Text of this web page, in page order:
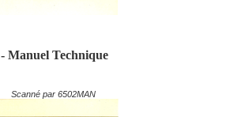
- Manuel Technique
Scanné par 6502MAN